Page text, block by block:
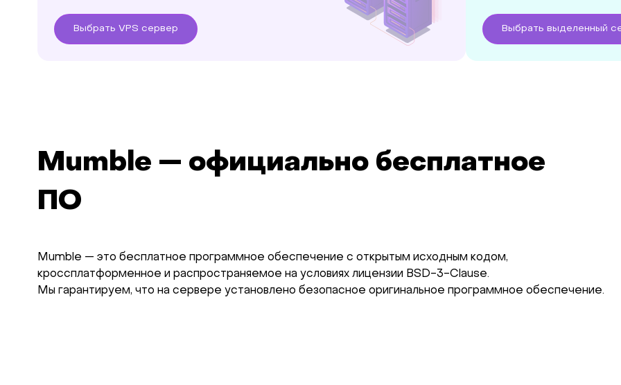
Выбрать VPS сервер Выбрать выделенный
Mumble — официально бесплатное
ПО
Mumble — это бесплатное программное обеспечение с открытым исходным кодом,
кроссплатформенное и распространяемое на условиях лицензии BSD-3-Clause.
Мы гарантируем, что на сервере установлено безопасное оригинальное программное обеспечение.